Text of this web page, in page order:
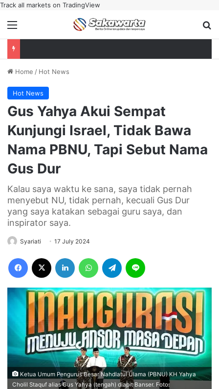
Track all markets on TradingView
Menu
Home / Hot News
Hot News
Gus Yahya Akui Sempat
Kunjungi Israel, Tidak Bawa
Nama PBNU, Tapi Sebut Nama
Gus Dur
Kalau saya waktu ke sana, saya tidak pernah
menyebut NU, tidak pernah, kecuali Gus Dur
yang saya katakan sebagai guru saya, dan
inspirator saya.
Syariati 17 July 2024
Facebook LinkedIn WhatsAppTelegram
Ketua Umum Pengurus Besar Nahdlatul Ulama (PBNU) KH Yahya
Cholil Staquf alias Gus Yahya (tengah) diapit Banser. Foto: